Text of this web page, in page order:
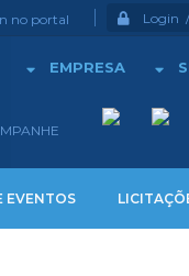
no portal Login
EMPRESA
EVENTOS